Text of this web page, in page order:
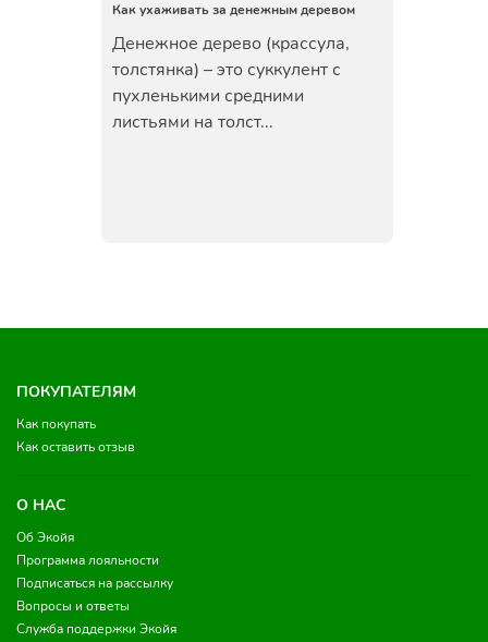
Как ухаживать за денежным деревом
Денежное дерево (крассула,
толстянка) – это суккулент с
пухленькими средними
листьями на толст...
ПОКУПАТЕЛЯМ
Как покупать
Как оставить отзыв
О НАС
Об Экойя
Программа лояльности
Подписаться на рассылку
Вопросы и ответы
Служба поддержки Экойя